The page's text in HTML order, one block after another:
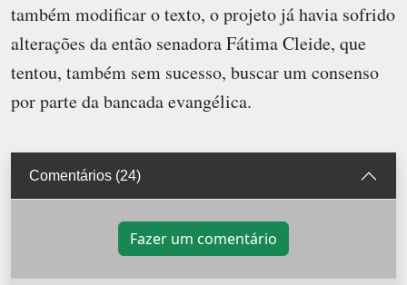
também modificar o texto, o projeto já havia sofrido
alterações da então senadora Fátima Cleide, que
tentou, também sem sucesso, buscar um consenso
por parte da bancada evangélica.
Comentários (24)
Fazer um comentário